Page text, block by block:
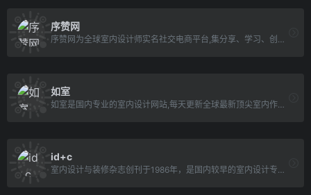
序赞网
序赞网为全球室内设计师实名社交电商平台,集分享、学习、创作、设计、灵感、素材、下载、视频、直播、材料供应、社交等设计师社交电商应用APP
如室
如室是国内专业的室内设计网站,每天更新全球最新顶尖室内作品,在这里你可以分享自己的设计作品,收藏你喜欢的灵感图到画夹,另外还提供丰富的室内设计学习资料。
id+c
室内设计与装修杂志创刊于1986年，是国内较早的室内设计专业杂志，杂志宗旨是传播建筑与室内文化，促进建筑与室内设计行业在中国的发展。定期向读者介绍优秀的国内外室内设计案例，展示国内外设计精品，介绍建筑与室内装修新知识、装饰新材料，使设计师了解建筑与室内设计的发展趋势；及时报道居室装修的流行趋势，不断推出优秀案例及居室用品，拓宽视野，提高设计能力。